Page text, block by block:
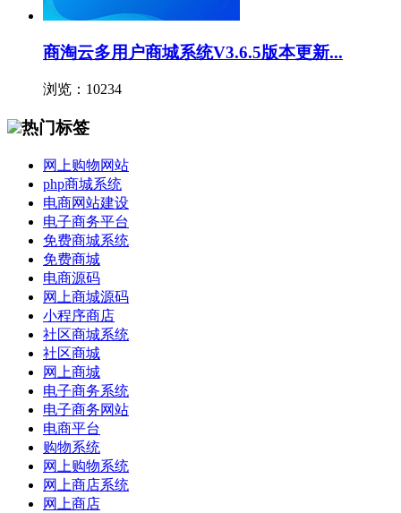
商淘云多用户商城系统V3.6.5版本更新...
浏览：10234
热门标签
网上购物网站
php商城系统
电商网站建设
电子商务平台
免费商城系统
免费商城
电商源码
网上商城源码
小程序商店
社区商城系统
社区商城
网上商城
电子商务系统
电子商务网站
电商平台
购物系统
网上购物系统
网上商店系统
网上商店